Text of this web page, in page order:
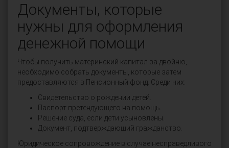
Документы, которые
нужны для оформления
денежной помощи
Чтобы получить материнский капитал за двойню,
необходимо собрать документы, которые затем
предоставляются в Пенсионный фонд. Среди них:
Свидетельство о рождении детей.
Паспорт претендующего на помощь.
Решение суда, если дети усыновлены.
Документ, подтверждающий гражданство.
Юридическое сопровождение в случае несправедливого